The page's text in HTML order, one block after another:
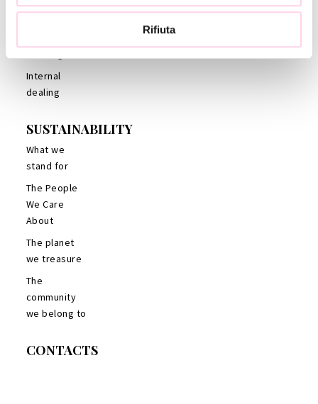
Rifiuta
Shareholders
Internal
dealing
SUSTAINABILITY
What we
stand for
The People
We Care
About
The planet
we treasure
The
community
we belong to
CONTACTS